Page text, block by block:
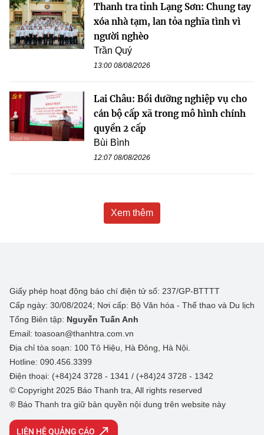
Thanh tra tỉnh Lạng Sơn: Chung tay
xóa nhà tạm, lan tỏa nghĩa tình vì
người nghèo
Trần Quý
13:00 08/08/2026
Lai Châu: Bồi dưỡng nghiệp vụ cho
cán bộ cấp xã trong mô hình chính
quyền 2 cấp
Bùi Bình
12:07 08/08/2026
Xem thêm
Giấy phép hoạt động báo chí điện tử số: 237/GP-BTTTT
Cấp ngày: 30/08/2024; Nơi cấp: Bộ Văn hóa - Thể thao và Du lịch
Tổng Biên tập: Nguyễn Tuấn Anh
Email: toasoan@thanhtra.com.vn
Địa chỉ tòa soạn: 100 Tô Hiệu, Hà Đông, Hà Nội.
Hotline: 090.456.3399
Điện thoại: (+84)24 3728 - 1341 / (+84)24 3728 - 1342
© Copyright 2025 Báo Thanh tra, All rights reserved
® Báo Thanh tra giữ bản quyền nội dung trên website này
LIÊN HỆ QUẢNG CÁO